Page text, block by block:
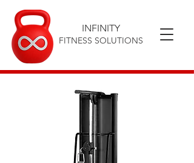
INFINITY
FITNESS SOLUTIONS